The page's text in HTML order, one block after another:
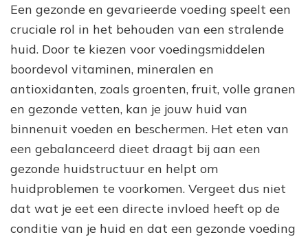
Een gezonde en gevarieerde voeding speelt een
cruciale rol in het behouden van een stralende
huid. Door te kiezen voor voedingsmiddelen
boordevol vitaminen, mineralen en
antioxidanten, zoals groenten, fruit, volle granen
en gezonde vetten, kan je jouw huid van
binnenuit voeden en beschermen. Het eten van
een gebalanceerd dieet draagt bij aan een
gezonde huidstructuur en helpt om
huidproblemen te voorkomen. Vergeet dus niet
dat wat je eet een directe invloed heeft op de
conditie van je huid en dat een gezonde voeding